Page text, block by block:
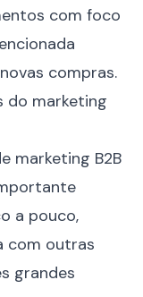
com foco
compras.
do marketing
marketing B2B
a pouco,
com outras
grandes